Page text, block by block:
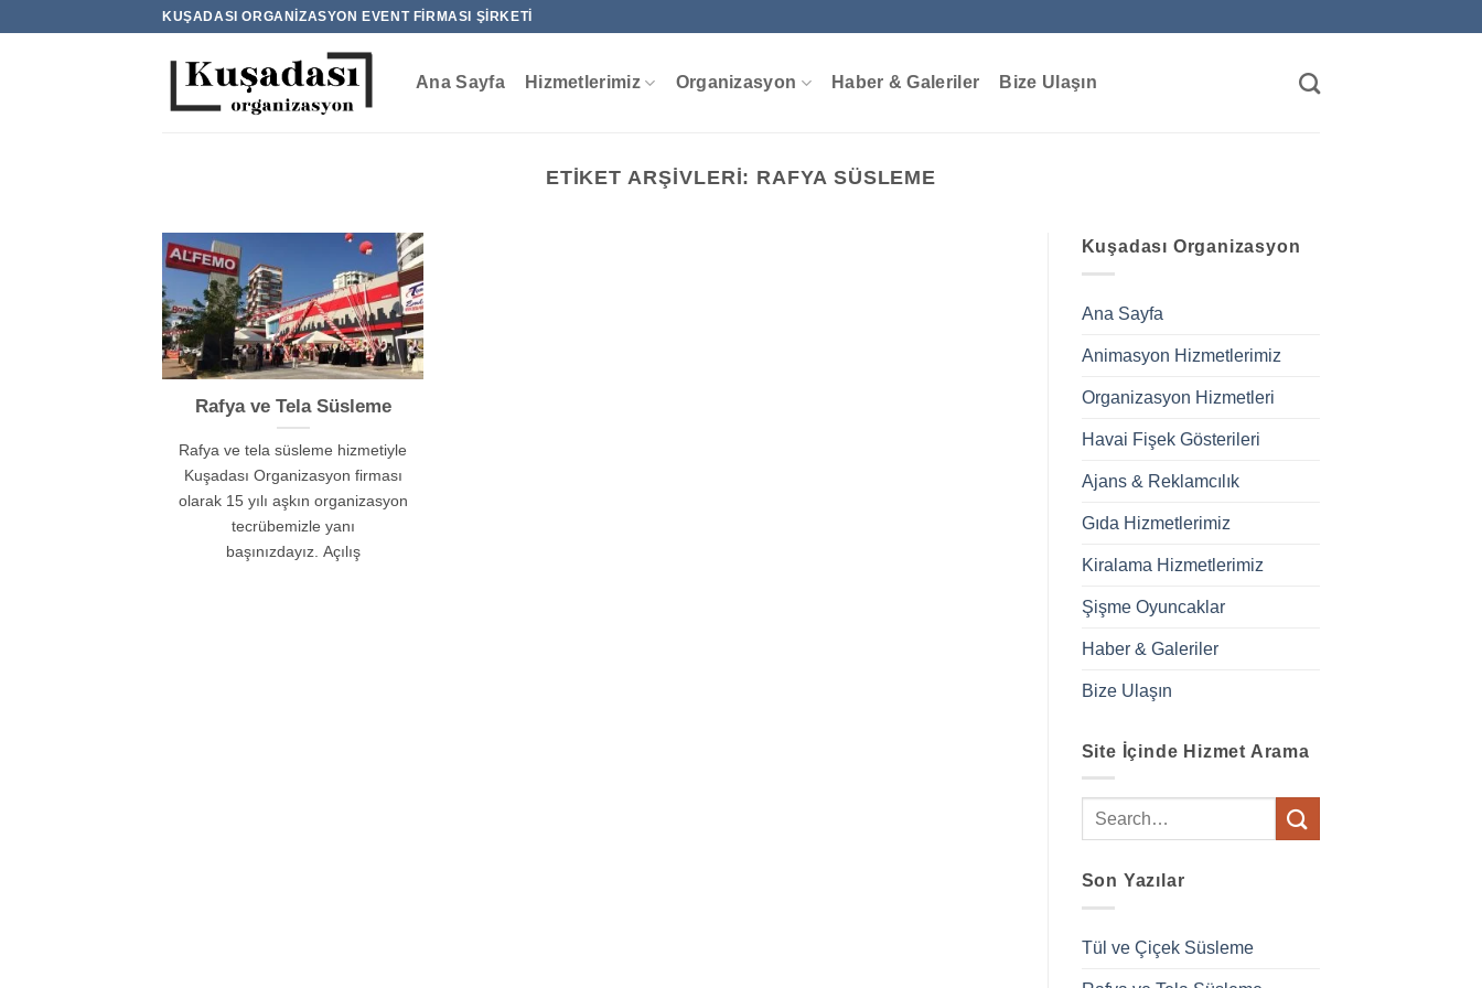
KUŞADASI ORGANIZASYON EVENT FIRMASI ŞIRKETI
Ana Sayfa Hizmetlerimiz Organizasyon Haber & Galeriler Bize Ulaşın
ETIKET ARŞIVLERI: RAFYA SÜSLEME
Rafya ve Tela Süsleme
Rafya ve tela süsleme hizmetiyle
Kuşadası Organizasyon firması
olarak 15 yılı aşkın organizasyon
tecrübemizle yanı
başınızdayız. Açılış
Kuşadası Organizasyon
Ana Sayfa
Animasyon Hizmetlerimiz
Organizasyon Hizmetleri
Havai Fişek Gösterileri
Ajans & Reklamcılık
Gıda Hizmetlerimiz
Kiralama Hizmetlerimiz
Şişme Oyuncaklar
Haber & Galeriler
Bize Ulaşın
Site İçinde Hizmet Arama
Son Yazılar
Tül ve Çiçek Süsleme